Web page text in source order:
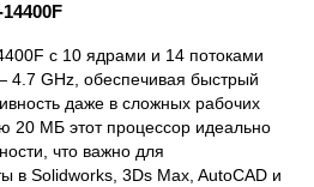
с 10 ядрами и 14 потоками
4.7 GHz, обеспечивая быстрый
даже в сложных рабочих
20 МБ этот процессор идеально
что важно для
в Solidworks, 3Ds Max, AutoCAD и